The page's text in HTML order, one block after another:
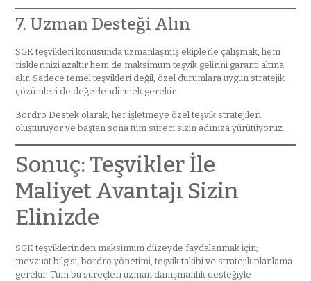
7. Uzman Desteği Alın
SGK teşvikleri konusunda uzmanlaşmış ekiplerle çalışmak, hem
risklerinizi azaltır hem de maksimum teşvik gelirini garanti altına
alır. Sadece temel teşvikleri değil, özel durumlara uygun stratejik
çözümleri de değerlendirmek gerekir.
Bordro Destek olarak, her işletmeye özel teşvik stratejileri
oluşturuyor ve baştan sona tüm süreci sizin adınıza yürütüyoruz.
Sonuç: Teşvikler İle
Maliyet Avantajı Sizin
Elinizde
SGK teşviklerinden maksimum düzeyde faydalanmak için;
mevzuat bilgisi, bordro yönetimi, teşvik takibi ve stratejik planlama
gerekir. Tüm bu süreçleri uzman danışmanlık desteğiyle